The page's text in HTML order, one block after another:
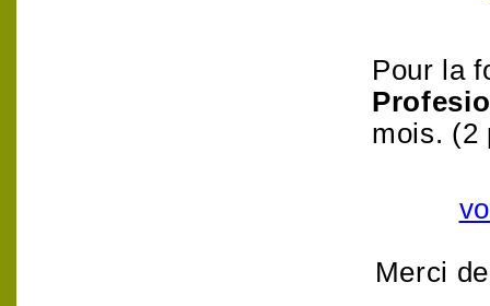
Pour la
mois. (2
Merci